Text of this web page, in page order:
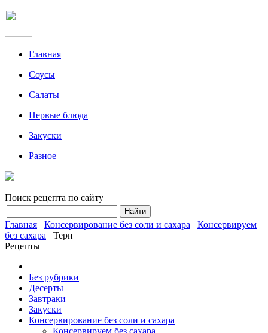
Главная
Соусы
Салаты
Первые блюда
Закуски
Разное
Поиск рецепта по сайту
Главная Консервирование без соли и сахара
Консервируем
без сахара
Терн
Рецепты
Без рубрики
Десерты
Завтраки
Закуски
Консервирование без соли и сахара
Консервируем без сахара